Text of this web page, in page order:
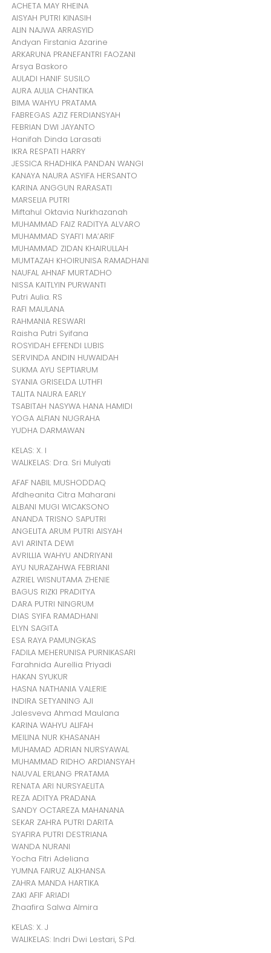
ACHETA MAY RHEINA
AISYAH PUTRI KINASIH
ALIN NAJWA ARRASYID
Andyan Firstania Azarine
ARKARUNA PRANEFANTRI FAOZANI
Arsya Baskoro
AULADI HANIF SUSILO
AURA AULIA CHANTIKA
BIMA WAHYU PRATAMA
FABREGAS AZIZ FERDIANSYAH
FEBRIAN DWI JAYANTO
Hanifah Dinda Larasati
IKRA RESPATI HARRY
JESSICA RHADHIKA PANDAN WANGI
KANAYA NAURA ASYIFA HERSANTO
KARINA ANGGUN RARASATI
MARSELIA PUTRI
Miftahul Oktavia Nurkhazanah
MUHAMMAD FAIZ RADITYA ALVARO
MUHAMMAD SYAFI’I MA’ARIF
MUHAMMAD ZIDAN KHAIRULLAH
MUMTAZAH KHOIRUNISA RAMADHANI
NAUFAL AHNAF MURTADHO
NISSA KAITLYIN PURWANTI
Putri Aulia. RS
RAFI MAULANA
RAHMANIA RESWARI
Raisha Putri Syifana
ROSYIDAH EFFENDI LUBIS
SERVINDA ANDIN HUWAIDAH
SUKMA AYU SEPTIARUM
SYANIA GRISELDA LUTHFI
TALITA NAURA EARLY
TSABITAH NASYWA HANA HAMIDI
YOGA ALFIAN NUGRAHA
YUDHA DARMAWAN
KELAS: X. I
WALIKELAS: Dra. Sri Mulyati
AFAF NABIL MUSHODDAQ
Afdheanita Citra Maharani
ALBANI MUGI WICAKSONO
ANANDA TRISNO SAPUTRI
ANGELITA ARUM PUTRI AISYAH
AVI ARINTA DEWI
AVRILLIA WAHYU ANDRIYANI
AYU NURAZAHWA FEBRIANI
AZRIEL WISNUTAMA ZHENIE
BAGUS RIZKI PRADITYA
DARA PUTRI NINGRUM
DIAS SYIFA RAMADHANI
ELYN SAGITA
ESA RAYA PAMUNGKAS
FADILA MEHERUNISA PURNIKASARI
Farahnida Aurellia Priyadi
HAKAN SYUKUR
HASNA NATHANIA VALERIE
INDIRA SETYANING AJI
Jalesveva Ahmad Maulana
KARINA WAHYU ALIFAH
MEILINA NUR KHASANAH
MUHAMAD ADRIAN NURSYAWAL
MUHAMMAD RIDHO ARDIANSYAH
NAUVAL ERLANG PRATAMA
RENATA ARI NURSYAELITA
REZA ADITYA PRADANA
SANDY OCTAREZA MAHANANA
SEKAR ZAHRA PUTRI DARITA
SYAFIRA PUTRI DESTRIANA
WANDA NURANI
Yocha Fitri Adeliana
YUMNA FAIRUZ ALKHANSA
ZAHRA MANDA HARTIKA
ZAKI AFIF ARIADI
Zhaafira Salwa Almira
KELAS: X. J
WALIKELAS: Indri Dwi Lestari, S.Pd.